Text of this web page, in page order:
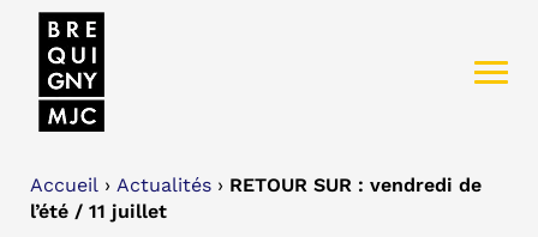
Accueil › Actualités › RETOUR SUR : vendredi de
l’été / 11 juillet